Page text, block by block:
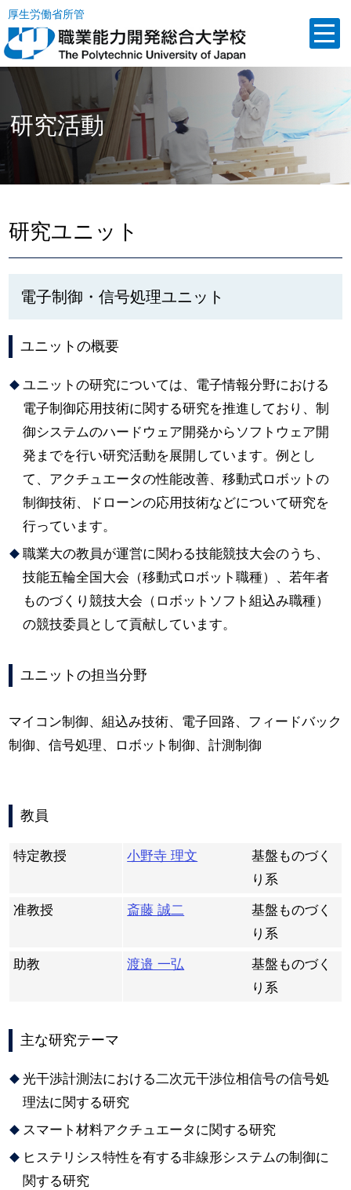
厚生労働省所管
研究活動
研究ユニット
電子制御・信号処理ユニット
ユニットの概要
ユニットの研究については、電子情報分野における
電子制御応用技術に関する研究を推進しており、制
御システムのハードウェア開発からソフトウェア開
発までを行い研究活動を展開しています。例とし
て、アクチュエータの性能改善、移動式ロボットの
制御技術、ドローンの応用技術などについて研究を
行っています。
職業大の教員が運営に関わる技能競技大会のうち、
技能五輪全国大会（移動式ロボット職種）、若年者
ものづくり競技大会（ロボットソフト組込み職種）
の競技委員として貢献しています。
ユニットの担当分野
マイコン制御、組込み技術、電子回路、フィードバック
制御、信号処理、ロボット制御、計測制御
教員
特定教授 小野寺 理文
基盤ものづく
り系
准教授 斎藤 誠二
基盤ものづく
り系
助教 渡邉 一弘
基盤ものづく
り系
主な研究テーマ
光干渉計測法における二次元干渉位相信号の信号処
理法に関する研究
スマート材料アクチュエータに関する研究
ヒステリシス特性を有する非線形システムの制御に
関する研究